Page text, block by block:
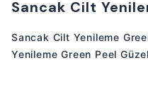
Sancak Cilt
Sancak Cilt Yenileme
Yenileme Green Peel